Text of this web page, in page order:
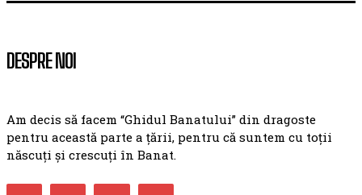
DESPRE NOI
Am decis să facem “Ghidul Banatului” din dragoste
pentru această parte a țării, pentru că suntem cu toții
născuți și crescuți în Banat.